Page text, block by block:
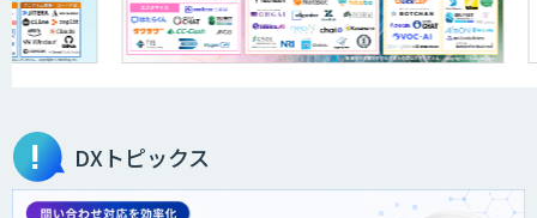
DXトピックス